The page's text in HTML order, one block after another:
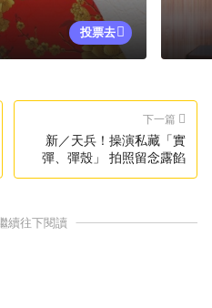
投票去
下一篇
新／天兵！操演私藏「實
彈、彈殼」 拍照留念露餡
續往下閱讀